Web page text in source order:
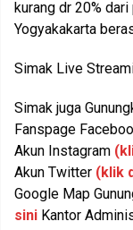
kurang dr 20%
Yogyakakarta
Simak Live
Simak juga
Fanspage
Akun Instagram
Akun Twitter (klik
Google Map
sini Kantor